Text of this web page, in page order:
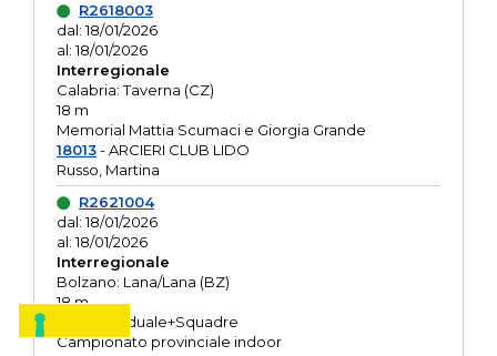
R2618003
dal: 18/01/2026
al: 18/01/2026
Interregionale
Calabria: Taverna (CZ)
18 m
Memorial Mattia Scumaci e Giorgia Grande
18013- ARCIERI CLUB LIDO
Russo, Martina
R2621004
dal: 18/01/2026
al: 18/01/2026
Interregionale
Bolzano: Lana/Lana (BZ)
18 m
O.R. Individuale+Squadre
Campionato provinciale indoor